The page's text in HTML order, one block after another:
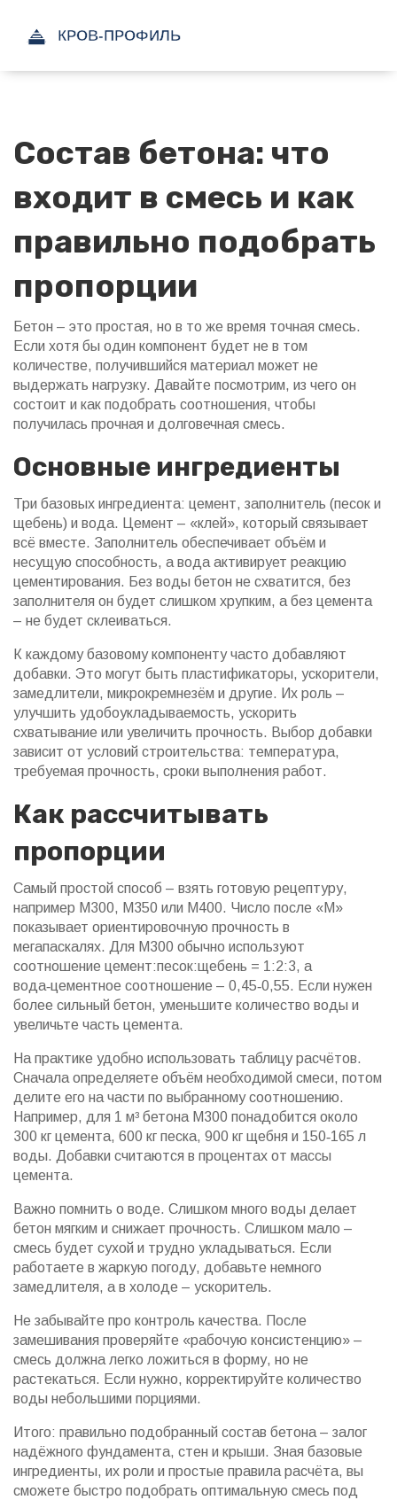
Состав бетона: что
входит в смесь и как
правильно подобрать
пропорции
Бетон – это простая, но в то же время точная смесь.
Если хотя бы один компонент будет не в том
количестве, получившийся материал может не
выдержать нагрузку. Давайте посмотрим, из чего он
состоит и как подобрать соотношения, чтобы
получилась прочная и долговечная смесь.
Основные ингредиенты
Три базовых ингредиента: цемент, заполнитель (песок и
щебень) и вода. Цемент – «клей», который связывает
всё вместе. Заполнитель обеспечивает объём и
несущую способность, а вода активирует реакцию
цементирования. Без воды бетон не схватится, без
заполнителя он будет слишком хрупким, а без цемента
– не будет склеиваться.
К каждому базовому компоненту часто добавляют
добавки. Это могут быть пластификаторы, ускорители,
замедлители, микрокремнезём и другие. Их роль –
улучшить удобоукладываемость, ускорить
схватывание или увеличить прочность. Выбор добавки
зависит от условий строительства: температура,
требуемая прочность, сроки выполнения работ.
Как рассчитывать
пропорции
Самый простой способ – взять готовую рецептуру,
например М300, М350 или М400. Число после «М»
показывает ориентировочную прочность в
мегапаскалях. Для М300 обычно используют
соотношение цемент:песок:щебень = 1:2:3, а
вода‑цементное соотношение – 0,45‑0,55. Если нужен
более сильный бетон, уменьшите количество воды и
увеличьте часть цемента.
На практике удобно использовать таблицу расчётов.
Сначала определяете объём необходимой смеси, потом
делите его на части по выбранному соотношению.
Например, для 1 м³ бетона М300 понадобится около
300 кг цемента, 600 кг песка, 900 кг щебня и 150‑165 л
воды. Добавки считаются в процентах от массы
цемента.
Важно помнить о воде. Слишком много воды делает
бетон мягким и снижает прочность. Слишком мало –
смесь будет сухой и трудно укладываться. Если
работаете в жаркую погоду, добавьте немного
замедлителя, а в холоде – ускоритель.
Не забывайте про контроль качества. После
замешивания проверяйте «рабочую консистенцию» –
смесь должна легко ложиться в форму, но не
растекаться. Если нужно, корректируйте количество
воды небольшими порциями.
Итого: правильно подобранный состав бетона – залог
надёжного фундамента, стен и крыши. Зная базовые
ингредиенты, их роли и простые правила расчёта, вы
сможете быстро подобрать оптимальную смесь под